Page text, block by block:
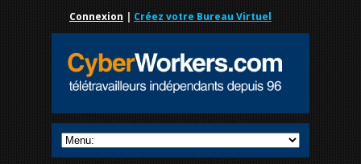
Connexion | Créez votre Bureau Virtuel